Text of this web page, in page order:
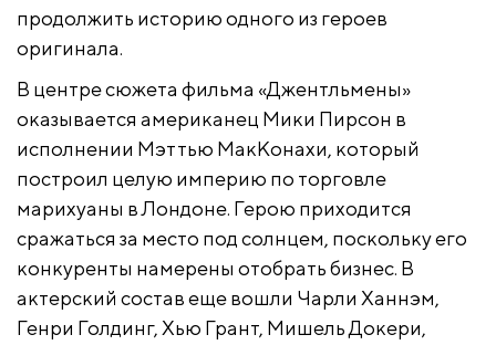
продолжить историю одного из героев
оригинала.
В центре сюжета фильма «Джентльмены»
оказывается американец Мики Пирсон в
исполнении Мэттью МакКонахи, который
построил целую империю по торговле
марихуаны в Лондоне. Герою приходится
сражаться за место под солнцем, поскольку его
конкуренты намерены отобрать бизнес. В
актерский состав еще вошли Чарли Ханнэм,
Генри Голдинг, Хью Грант, Мишель Докери,